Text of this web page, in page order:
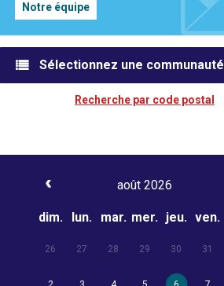
Notre équipe
Sélectionnez une communauté
Recherche par code postal
août 2026
dim. lun. mar. mer. jeu. ven.
26 27 28 29 30 31